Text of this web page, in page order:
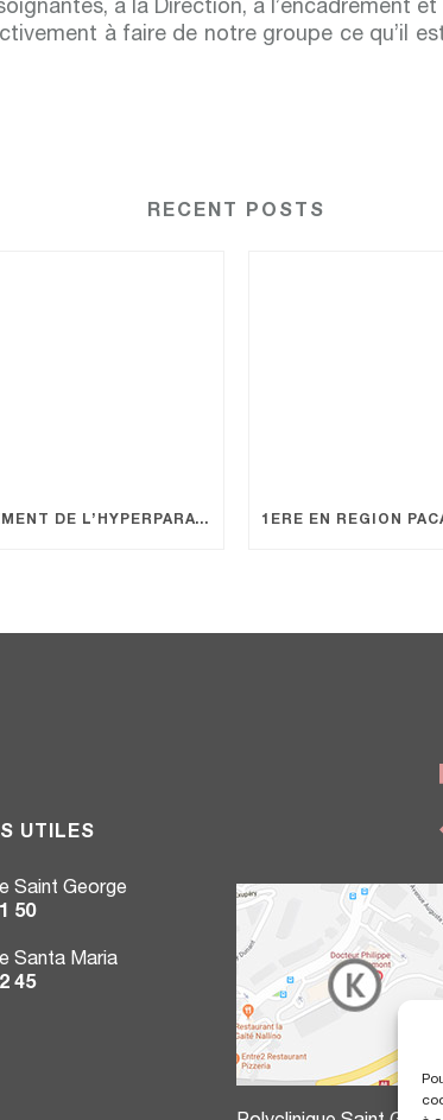
à la Direction, à l’encadrement
à faire de notre groupe ce qu’il est
RECENT POSTS
TRAITEMENT DE L’HYPERPARATHYROÏDIE, CHIRURGIE PRÉCISE POUR UNE SANTÉ OSSEUSE OPTIMALE.
UTILES
Saint George
50
Santa Maria
45